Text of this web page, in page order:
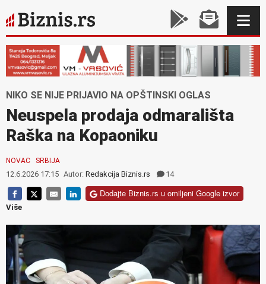
NIKO SE NIJE PRIJAVIO NA OPŠTINSKI OGLAS
Neuspela prodaja odmarališta
Raška na Kopaoniku
NOVAC SRBIJA
12.6.2026 17:15 Autor: Redakcija Biznis.rs 14
Dodajte Biznis.rs u omiljeni Google izvor
Više